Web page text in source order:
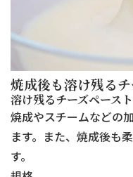
焼成後も溶け残る
溶け残るチーズペースト
焼成やスチームなどの
ます。また、焼成後も
す。